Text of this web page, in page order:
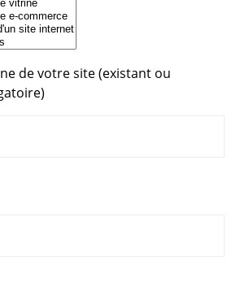
de votre site (existant ou